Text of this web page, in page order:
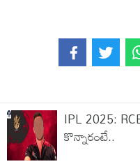
IPL 2025:
కొన్నారంటే..